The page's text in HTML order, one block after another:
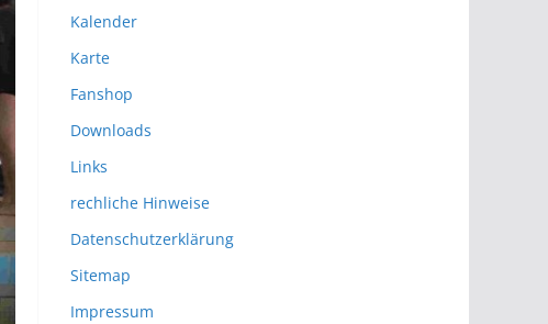
Kalender
Karte
Fanshop
Downloads
Links
rechliche Hinweise
Datenschutzerklärung
Sitemap
Impressum